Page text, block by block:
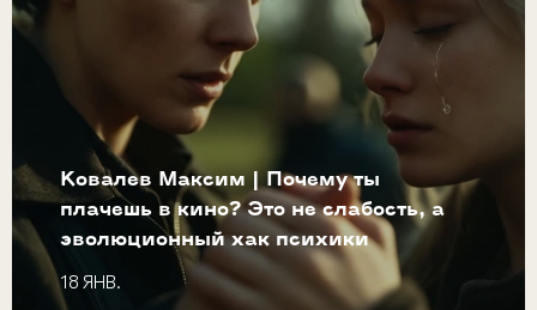
Ковалев Максим | Почему ты
плачешь в кино? Это не слабость, а
эволюционный хак психики
18 ЯНВ.